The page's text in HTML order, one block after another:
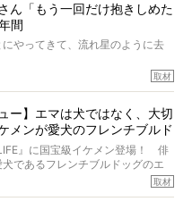
ドッグの桃太郎は9歳で脳腫瘍を発
生き抜いたのです。旅立ったと
レジェンド級のレジェンドでし
間は一度も発作が起きなかったと
ドッグだけでなく、脳腫瘍と闘う
藤さんご夫婦に、治療の選択やケ
うかがいました。
ん「もう一回だけ抱きしめた
間
やってきて、流れ星のように去
することはできないが、話をき
するのもいいだろう。
いい子だった、ほんとうに愛し
のご自宅へ伺って、お話をきこう
取材
ー】エマは犬ではなく、大切
メンが愛犬のフレンチブルド
』に国宝級イケメン登場！ 俳
であるフレンチブルドッグのエ
にメロメロとの情報を聞きつけ、
取材